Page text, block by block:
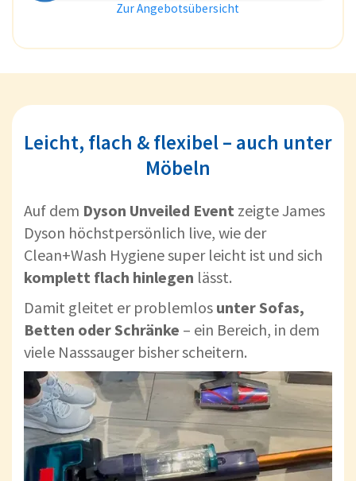
Zur Angebotsübersicht
Leicht, flach & flexibel – auch unter
Möbeln
Auf dem Dyson Unveiled Event zeigte James
Dyson höchstpersönlich live, wie der
Clean+Wash Hygiene super leicht ist und sich
komplett flach hinlegen lässt.
Damit gleitet er problemlos unter Sofas,
Betten oder Schränke – ein Bereich, in dem
viele Nasssauger bisher scheitern.